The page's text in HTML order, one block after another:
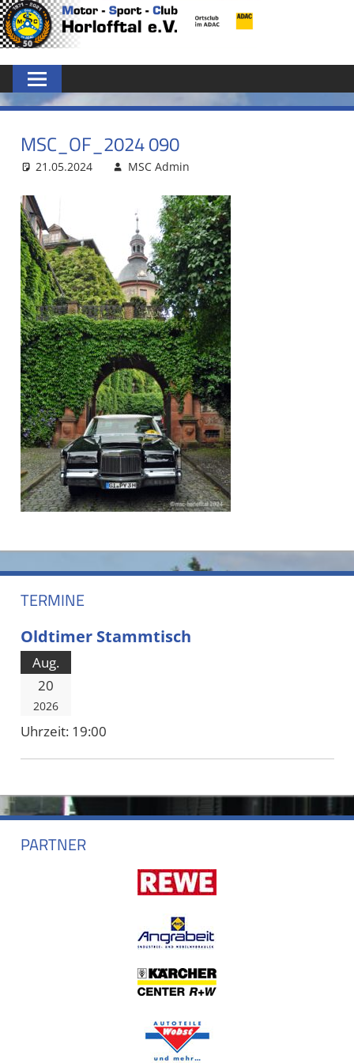
Zum
Inhalt
MSC
HORLOFFTAL
E.V.
MSC_OF_2024 090
21.05.2024 MSC Admin
TERMINE
Oldtimer Stammtisch
Aug.
20
2026
Uhrzeit: 19:00
PARTNER